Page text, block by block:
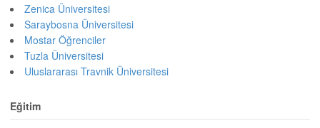
Zenica Üniversitesi
Saraybosna Üniversitesi
Mostar Öğrenciler
Tuzla Üniversitesi
Uluslararası Travnik Üniversitesi
Eğitim